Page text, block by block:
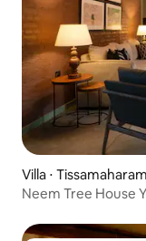
Villa ⋅
Neem Tree House